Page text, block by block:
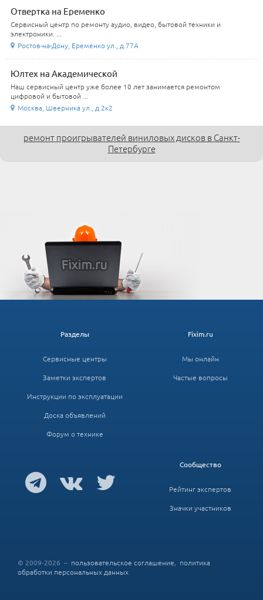
Отвертка на Еременко
Сервисный центр по ремонту аудио, видео, бытовой техники и
электроники. ...
Ростов-на-Дону, Еременко ул., д.77А
Юлтех на Академической
Наш сервисный центр уже более 10 лет занимается ремонтом
цифровой и бытовой ...
Москва, Шверника ул., д.2к2
ремонт проигрывателей виниловых дисков в Санкт-
Петербурге
Fixim.ru
Мы онлайн
Частые вопросы
Разделы
Сервисные центры
Заметки экспертов
Инструкции по эксплуатации
Доска объявлений
Форум о технике
Сообщество
Рейтинг экспертов
Значки участников
© 2009-2026 – пользовательское соглашение, политика
обработки персональных данных